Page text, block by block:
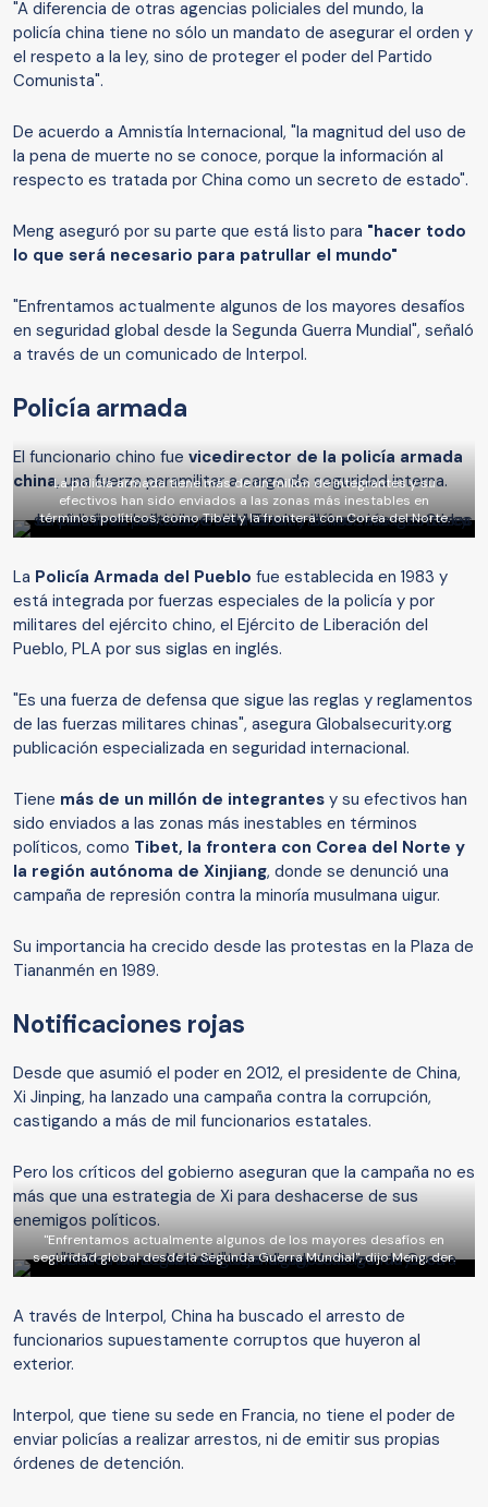
"A diferencia de otras agencias policiales del mundo, la
policía china tiene no sólo un mandato de asegurar el orden y
el respeto a la ley, sino de proteger el poder del Partido
Comunista".
De acuerdo a Amnistía Internacional, "la magnitud del uso de
la pena de muerte no se conoce, porque la información al
respecto es tratada por China como un secreto de estado".
Meng aseguró por su parte que está listo para "hacer todo
lo que será necesario para patrullar el mundo"
"Enfrentamos actualmente algunos de los mayores desafíos
en seguridad global desde la Segunda Guerra Mundial", señaló
a través de un comunicado de Interpol.
Policía armada
El funcionario chino fue vicedirector de la policía armada
china, una fuerza paramilitar a cargo de seguridad interna.
La policía armada tiene más de un millón de integrantes y su
efectivos han sido enviados a las zonas más inestables en
términos políticos, como Tibet y la frontera con Corea del Norte.
La Policía Armada del Pueblo fue establecida en 1983 y
está integrada por fuerzas especiales de la policía y por
militares del ejército chino, el Ejército de Liberación del
Pueblo, PLA por sus siglas en inglés.
"Es una fuerza de defensa que sigue las reglas y reglamentos
de las fuerzas militares chinas", asegura Globalsecurity.org
publicación especializada en seguridad internacional.
Tiene más de un millón de integrantes y su efectivos han
sido enviados a las zonas más inestables en términos
políticos, como Tibet, la frontera con Corea del Norte y
la región autónoma de Xinjiang, donde se denunció una
campaña de represión contra la minoría musulmana uigur.
Su importancia ha crecido desde las protestas en la Plaza de
Tiananmén en 1989.
Notificaciones rojas
Desde que asumió el poder en 2012, el presidente de China,
Xi Jinping, ha lanzado una campaña contra la corrupción,
castigando a más de mil funcionarios estatales.
Pero los críticos del gobierno aseguran que la campaña no es
más que una estrategia de Xi para deshacerse de sus
enemigos políticos.
"Enfrentamos actualmente algunos de los mayores desafíos en
seguridad global desde la Segunda Guerra Mundial", dijo Meng, der.
A través de Interpol, China ha buscado el arresto de
funcionarios supuestamente corruptos que huyeron al
exterior.
Interpol, que tiene su sede en Francia, no tiene el poder de
enviar policías a realizar arrestos, ni de emitir sus propias
órdenes de detención.